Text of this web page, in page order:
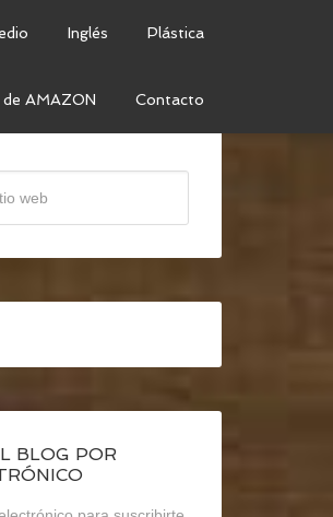
Inglés Plástica
AMAZON Contacto
BLOG POR